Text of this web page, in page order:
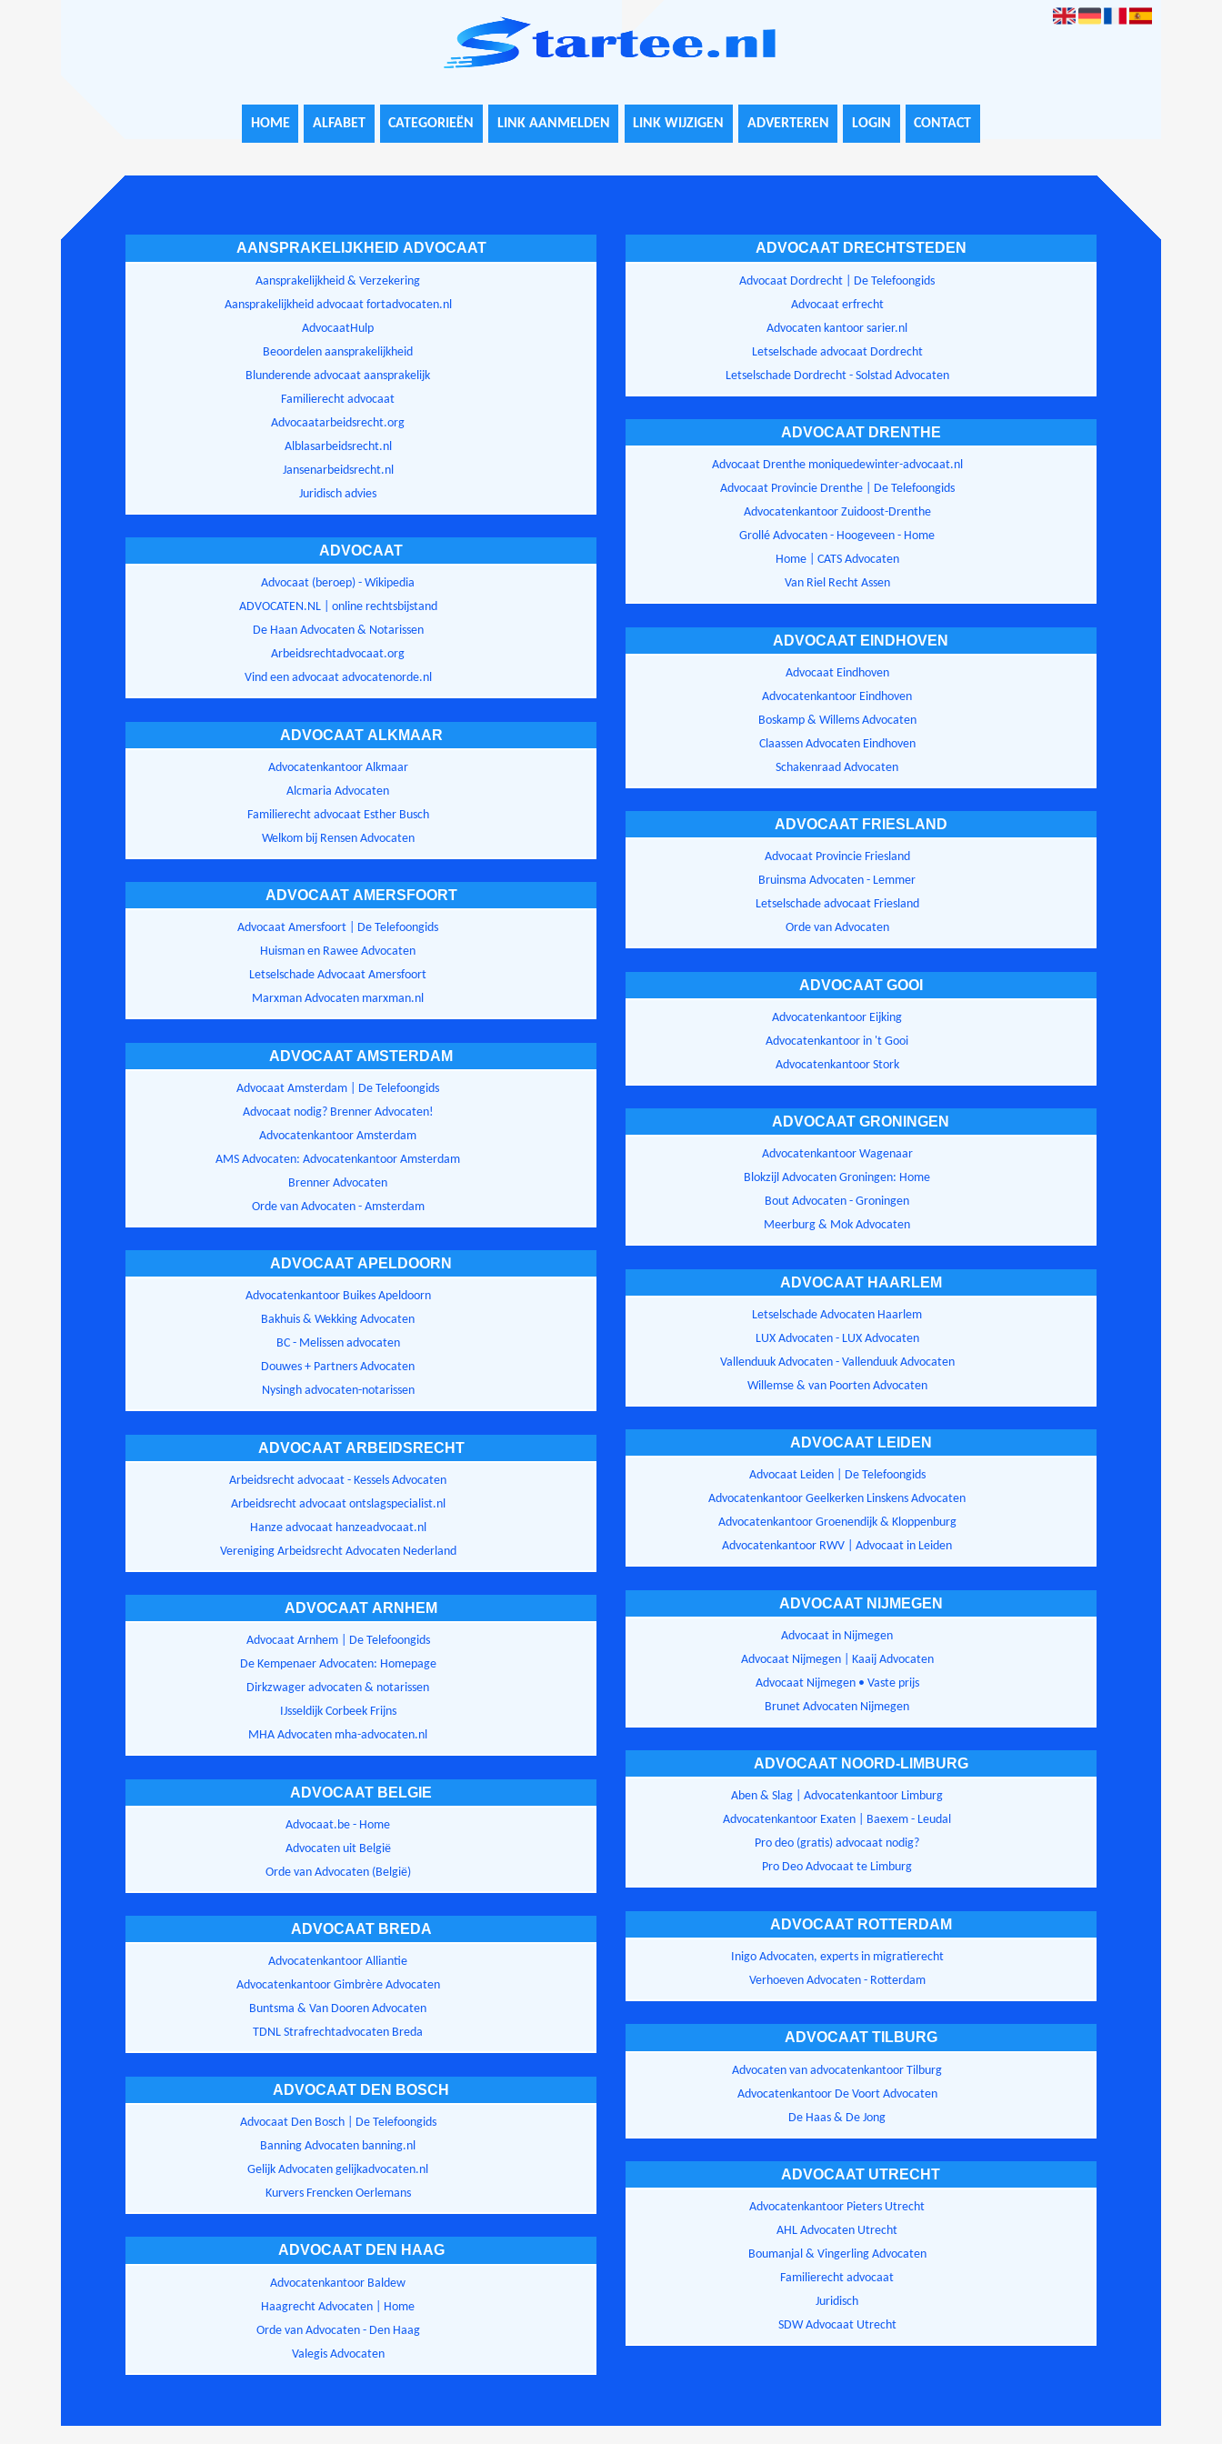
HOME ALFABET CATEGORIEËN LINK AANMELDEN LINK WIJZIGEN ADVERTEREN LOGIN CONTACT
AANSPRAKELIJKHEID ADVOCAAT
Aansprakelijkheid & Verzekering
Aansprakelijkheid advocaat fortadvocaten.nl
AdvocaatHulp
Beoordelen aansprakelijkheid
Blunderende advocaat aansprakelijk
Familierecht advocaat
Advocaatarbeidsrecht.org
Alblasarbeidsrecht.nl
Jansenarbeidsrecht.nl
Juridisch advies
ADVOCAAT
Advocaat (beroep) - Wikipedia
ADVOCATEN.NL | online rechtsbijstand
De Haan Advocaten & Notarissen
Arbeidsrechtadvocaat.org
Vind een advocaat advocatenorde.nl
ADVOCAAT ALKMAAR
Advocatenkantoor Alkmaar
Alcmaria Advocaten
Familierecht advocaat Esther Busch
Welkom bij Rensen Advocaten
ADVOCAAT AMERSFOORT
Advocaat Amersfoort | De Telefoongids
Huisman en Rawee Advocaten
Letselschade Advocaat Amersfoort
Marxman Advocaten marxman.nl
ADVOCAAT AMSTERDAM
Advocaat Amsterdam | De Telefoongids
Advocaat nodig? Brenner Advocaten!
Advocatenkantoor Amsterdam
AMS Advocaten: Advocatenkantoor Amsterdam
Brenner Advocaten
Orde van Advocaten - Amsterdam
ADVOCAAT APELDOORN
Advocatenkantoor Buikes Apeldoorn
Bakhuis & Wekking Advocaten
BC - Melissen advocaten
Douwes + Partners Advocaten
Nysingh advocaten-notarissen
ADVOCAAT ARBEIDSRECHT
Arbeidsrecht advocaat - Kessels Advocaten
Arbeidsrecht advocaat ontslagspecialist.nl
Hanze advocaat hanzeadvocaat.nl
Vereniging Arbeidsrecht Advocaten Nederland
ADVOCAAT ARNHEM
Advocaat Arnhem | De Telefoongids
De Kempenaer Advocaten: Homepage
Dirkzwager advocaten & notarissen
IJsseldijk Corbeek Frijns
MHA Advocaten mha-advocaten.nl
ADVOCAAT BELGIE
Advocaat.be - Home
Advocaten uit België
Orde van Advocaten (België)
ADVOCAAT BREDA
Advocatenkantoor Alliantie
Advocatenkantoor Gimbrère Advocaten
Buntsma & Van Dooren Advocaten
TDNL Strafrechtadvocaten Breda
ADVOCAAT DEN BOSCH
Advocaat Den Bosch | De Telefoongids
Banning Advocaten banning.nl
Gelijk Advocaten gelijkadvocaten.nl
Kurvers Frencken Oerlemans
ADVOCAAT DEN HAAG
Advocatenkantoor Baldew
Haagrecht Advocaten | Home
Orde van Advocaten - Den Haag
Valegis Advocaten
ADVOCAAT DRECHTSTEDEN
Advocaat Dordrecht | De Telefoongids
Advocaat erfrecht
Advocaten kantoor sarier.nl
Letselschade advocaat Dordrecht
Letselschade Dordrecht - Solstad Advocaten
ADVOCAAT DRENTHE
Advocaat Drenthe moniquedewinter-advocaat.nl
Advocaat Provincie Drenthe | De Telefoongids
Advocatenkantoor Zuidoost-Drenthe
Grollé Advocaten - Hoogeveen - Home
Home | CATS Advocaten
Van Riel Recht Assen
ADVOCAAT EINDHOVEN
Advocaat Eindhoven
Advocatenkantoor Eindhoven
Boskamp & Willems Advocaten
Claassen Advocaten Eindhoven
Schakenraad Advocaten
ADVOCAAT FRIESLAND
Advocaat Provincie Friesland
Bruinsma Advocaten - Lemmer
Letselschade advocaat Friesland
Orde van Advocaten
ADVOCAAT GOOI
Advocatenkantoor Eijking
Advocatenkantoor in 't Gooi
Advocatenkantoor Stork
ADVOCAAT GRONINGEN
Advocatenkantoor Wagenaar
Blokzijl Advocaten Groningen: Home
Bout Advocaten - Groningen
Meerburg & Mok Advocaten
ADVOCAAT HAARLEM
Letselschade Advocaten Haarlem
LUX Advocaten - LUX Advocaten
Vallenduuk Advocaten - Vallenduuk Advocaten
Willemse & van Poorten Advocaten
ADVOCAAT LEIDEN
Advocaat Leiden | De Telefoongids
Advocatenkantoor Geelkerken Linskens Advocaten
Advocatenkantoor Groenendijk & Kloppenburg
Advocatenkantoor RWV | Advocaat in Leiden
ADVOCAAT NIJMEGEN
Advocaat in Nijmegen
Advocaat Nijmegen | Kaaij Advocaten
Advocaat Nijmegen • Vaste prijs
Brunet Advocaten Nijmegen
ADVOCAAT NOORD-LIMBURG
Aben & Slag | Advocatenkantoor Limburg
Advocatenkantoor Exaten | Baexem - Leudal
Pro deo (gratis) advocaat nodig?
Pro Deo Advocaat te Limburg
ADVOCAAT ROTTERDAM
Inigo Advocaten, experts in migratierecht
Verhoeven Advocaten - Rotterdam
ADVOCAAT TILBURG
Advocaten van advocatenkantoor Tilburg
Advocatenkantoor De Voort Advocaten
De Haas & De Jong
ADVOCAAT UTRECHT
Advocatenkantoor Pieters Utrecht
AHL Advocaten Utrecht
Boumanjal & Vingerling Advocaten
Familierecht advocaat
Juridisch
SDW Advocaat Utrecht